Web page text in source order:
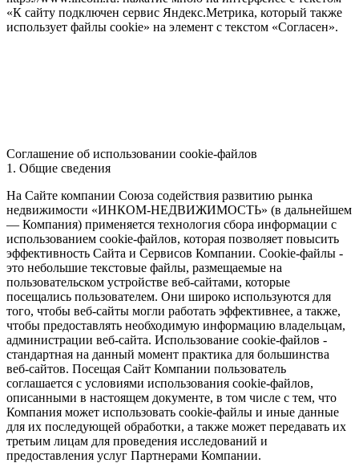
«К сайту подключен сервис Яндекс.Метрика, который также
использует файлы cookie» на элемент с текстом «Согласен».
Соглашение об использовании cookie-файлов
1. Общие сведения
На Сайте компании Союза содействия развитию рынка
недвижимости «ИНКОМ-НЕДВИЖИМОСТЬ» (в дальнейшем
— Компания) применяется технология сбора информации с
использованием cookie-файлов, которая позволяет повысить
эффективность Сайта и Сервисов Компании. Сookie-файлы -
это небольшие текстовые файлы, размещаемые на
пользовательском устройстве веб-сайтами, которые
посещались пользователем. Они широко используются для
того, чтобы веб-сайты могли работать эффективнее, а также,
чтобы предоставлять необходимую информацию владельцам,
администрации веб-сайта. Использование cookie-файлов -
стандартная на данный момент практика для большинства
веб-сайтов. Посещая Сайт Компании пользователь
соглашается с условиями использования cookie-файлов,
описанными в настоящем документе, в том числе с тем, что
Компания может использовать cookie-файлы и иные данные
для их последующей обработки, а также может передавать их
третьим лицам для проведения исследований и
предоставления услуг Партнерами Компании.